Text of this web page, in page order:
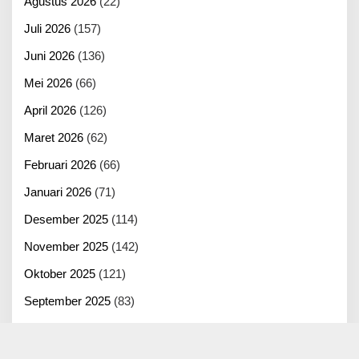
Juli 2026 (157)
Juni 2026 (136)
Mei 2026 (66)
April 2026 (126)
Maret 2026 (62)
Februari 2026 (66)
Januari 2026 (71)
Desember 2025 (114)
November 2025 (142)
Oktober 2025 (121)
September 2025 (83)